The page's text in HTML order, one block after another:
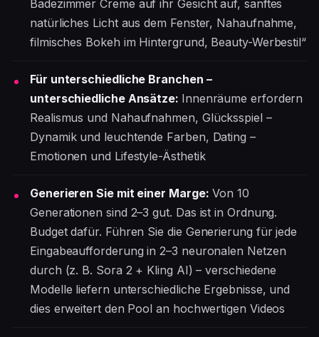
Badezimmer Creme auf ihr Gesicht auf, sanftes
natürliches Licht aus dem Fenster, Nahaufnahme,
filmisches Bokeh im Hintergrund, Beauty-Werbestil“
Für unterschiedliche Branchen –
unterschiedliche Ansätze: Innenräume erfordern
Realismus und Nahaufnahmen, Glücksspiel –
Dynamik und leuchtende Farben, Dating –
Emotionen und Lifestyle-Ästhetik
Generieren Sie mit einer Marge: Von 10
Generationen sind 2–3 gut. Das ist in Ordnung.
Budget dafür. Führen Sie die Generierung für jede
Eingabeaufforderung in 2–3 neuronalen Netzen
durch (z. B. Sora 2 + Kling AI) – verschiedene
Modelle liefern unterschiedliche Ergebnisse, und
dies erweitert den Pool an hochwertigen Videos